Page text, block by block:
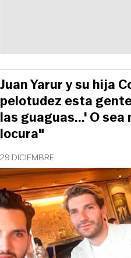
29 DICIEMBRE
Juan Yarur y su hija
pelotudez esta
las guaguas...' O sea
locura"